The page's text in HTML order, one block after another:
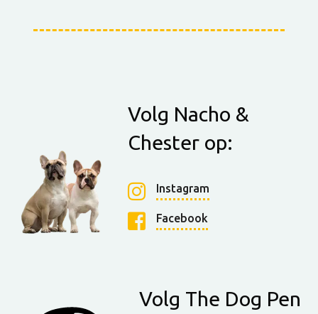
Volg Nacho &
Chester op:
Instagram
Facebook
Volg The Dog Pen